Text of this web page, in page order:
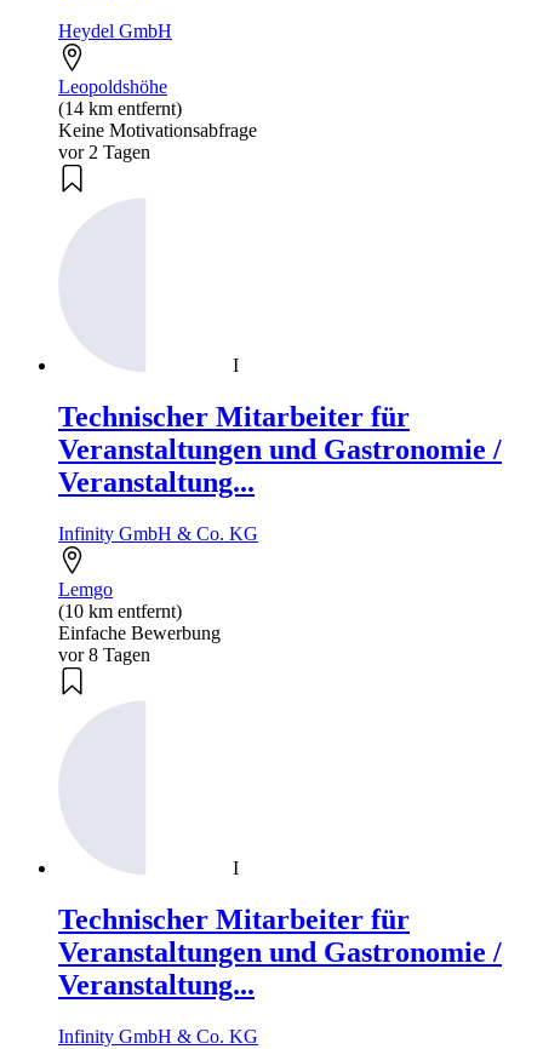
Heydel GmbH
Leopoldshöhe
(14 km entfernt)
Keine Motivationsabfrage
vor 2 Tagen
I
Technischer Mitarbeiter für
Veranstaltungen und Gastronomie /
Veranstaltung...
Infinity GmbH & Co. KG
Lemgo
(10 km entfernt)
Einfache Bewerbung
vor 8 Tagen
I
Technischer Mitarbeiter für
Veranstaltungen und Gastronomie /
Veranstaltung...
Infinity GmbH & Co. KG